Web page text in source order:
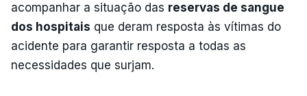
acompanhar a situação das reservas de sangue
dos hospitais que deram resposta às vítimas do
acidente para garantir resposta a todas as
necessidades que surjam.